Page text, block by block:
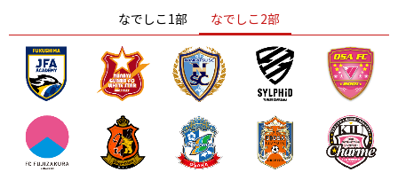
ニッパツ 名古屋 静岡 愛媛Ｌ
なでしこ1部 なでしこ2部